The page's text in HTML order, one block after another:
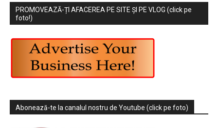
PROMOVEAZĂ-ȚI AFACEREA PE SITE ȘI PE VLOG (click pe
foto!)
Abonează-te la canalul nostru de Youtube (click pe foto)